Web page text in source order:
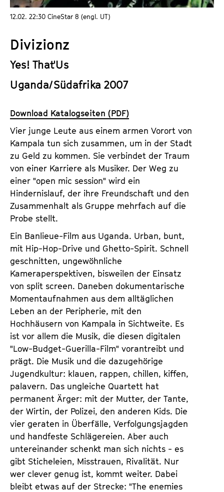
t
e
.
.
12.02. 22:30 CineStar 8 (engl. UT)
Divizionz
Yes! That'Us
Uganda/Südafrika 2007
Download Katalogseiten (PDF)
Vier junge Leute aus einem armen Vorort von
Kampala tun sich zusammen, um in der Stadt
zu Geld zu kommen. Sie verbindet der Traum
von einer Karriere als Musiker. Der Weg zu
einer "open mic session" wird ein
Hindernislauf, der ihre Freundschaft und den
Zusammenhalt als Gruppe mehrfach auf die
Probe stellt.
Ein Banlieue-Film aus Uganda. Urban, bunt,
mit Hip-Hop-Drive und Ghetto-Spirit. Schnell
geschnitten, ungewöhnliche
Kameraperspektiven, bisweilen der Einsatz
von split screen. Daneben dokumentarische
Momentaufnahmen aus dem alltäglichen
Leben an der Peripherie, mit den
Hochhäusern von Kampala in Sichtweite. Es
ist vor allem die Musik, die diesen digitalen
"Low-Budget-Guerilla-Film" vorantreibt und
prägt. Die Musik und die dazugehörige
Jugendkultur: klauen, rappen, chillen, kiffen,
palavern. Das ungleiche Quartett hat
permanent Ärger: mit der Mutter, der Tante,
der Wirtin, der Polizei, den anderen Kids. Die
vier geraten in Überfälle, Verfolgungsjagden
und handfeste Schlägereien. Aber auch
untereinander schenkt man sich nichts - es
gibt Sticheleien, Misstrauen, Rivalität. Nur
wer clever genug ist, kommt weiter. Dabei
bleibt etwas auf der Strecke: "The enemies